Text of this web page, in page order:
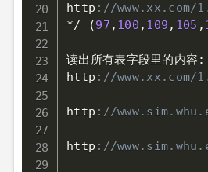
http: //www.xx.com/
*/ (97 , 100 , 109 , 105 ,
读出所有表字段里的内容:
http: //
http: //
http: //